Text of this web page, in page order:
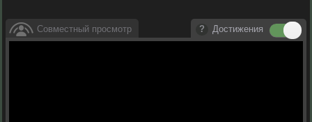
Совместный просмотр Достижения